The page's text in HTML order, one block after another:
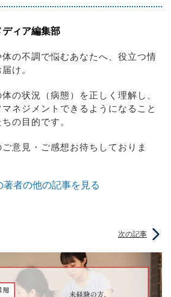
ディア編集部
体の不調で悩むあなたへ、役立つ情
け。
体の状況（病態）を正しく理解し、
マネジメントできるようになること
の目的です。
意見・ご感想お待ちしておりま
著者の他の記事を見る
次の記事